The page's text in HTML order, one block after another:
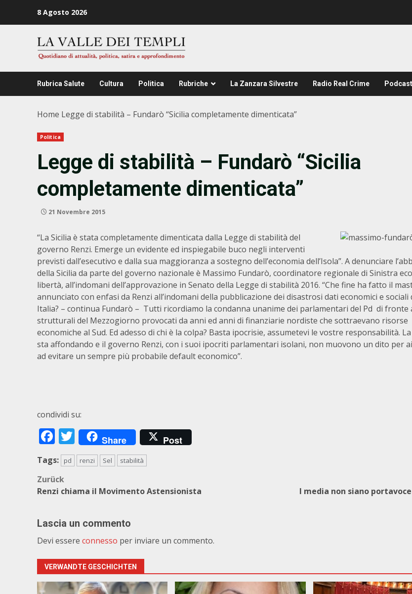
8 Agosto 2026
Rubrica Salute Cultura Politica Rubriche La Zanzara Silvestre Radio Real Crime Podcast
Home Legge di stabilità – Fundarò “Sicilia completamente dimenticata”
Politica
Legge di stabilità – Fundarò “Sicilia
completamente dimenticata”
21 Novembre 2015
“La Sicilia è stata completamente dimenticata dalla Legge di stabilità del
governo Renzi. Emerge un evidente ed inspiegabile buco negli interventi
previsti dall’esecutivo e dalla sua maggioranza a sostegno dell’economia dell’Isola”. A denunciare
della Sicilia da parte del governo nazionale è Massimo Fundarò, coordinatore regionale di Sinistra
libertà, all’indomani dell’approvazione in Senato della Legge di stabilità 2016. “Che fine ha fatto il
annunciato con enfasi da Renzi all’indomani della pubblicazione dei disastrosi dati economici e sociali
Italia? – continua Fundarò – Tutti ricordiamo la condanna unanime dei parlamentari del Pd di fronte
strutturali del Mezzogiorno provocati da anni ed anni di finanziarie nordiste che sottraevano risorse
economiche al Sud. Ed adesso di chi è la colpa? Basta ipocrisie, assumetevi le vostre responsabilità. La
sta affondando e il governo Renzi, con i suoi ipocriti parlamentari isolani, non muovono un dito per
ad evitare un sempre più probabile default economico”.
condividi su:
Facebook
Twitter
Share Post
Tags: pd renzi Sel stabilità
Beitragsnavigation
Zurück
Renzi chiama il Movimento Astensionista
I media non siano portavoce
Lascia un commento
Devi essere connesso per inviare un commento.
VERWANDTE GESCHICHTEN